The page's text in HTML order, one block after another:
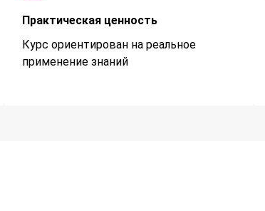
Практическая ценность
Курс ориентирован на реальное
применение знаний